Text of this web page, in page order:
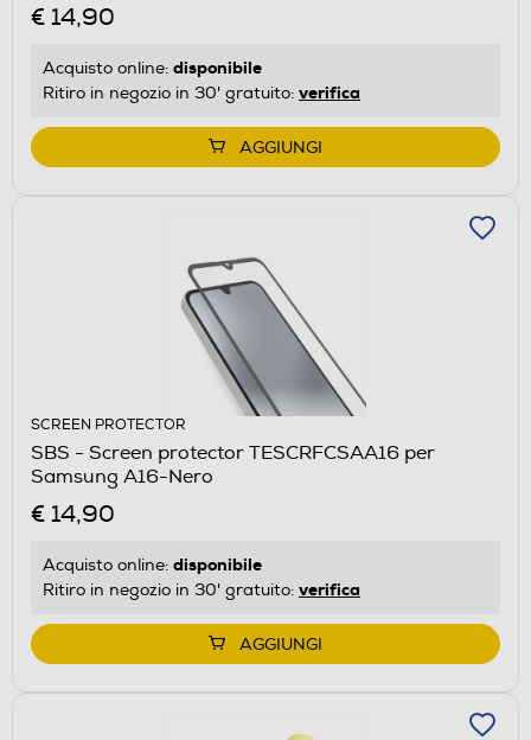
€ 14,90
Acquisto online: disponibile
Ritiro in negozio in 30' gratuito: verifica
AGGIUNGI
SCREEN PROTECTOR
SBS - Screen protector TESCRFCSAA16 per
Samsung A16-Nero
€ 14,90
Acquisto online: disponibile
Ritiro in negozio in 30' gratuito: verifica
AGGIUNGI